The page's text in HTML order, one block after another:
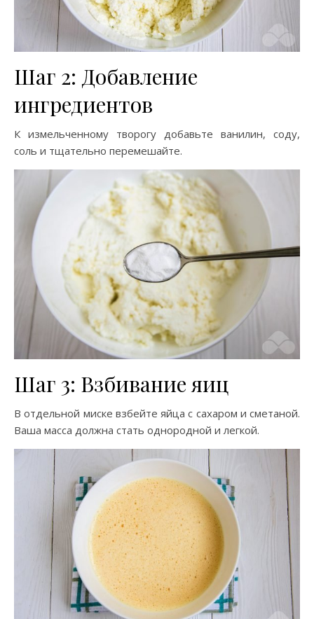
Шаг 2: Добавление
ингредиентов
К измельченному творогу добавьте ванилин, соду,
соль и тщательно перемешайте.
Шаг 3: Взбивание яиц
В отдельной миске взбейте яйца с сахаром и сметаной.
Ваша масса должна стать однородной и легкой.